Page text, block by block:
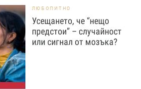
ЛЮБОПИТНО
Усещането, че “нещо
предстои” – случайност
или сигнал от мозъка?